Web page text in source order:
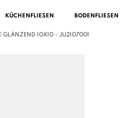
KÜCHENFLIESEN BODENFLIESEN
GLÄNZEND 10X10 - JU2107001